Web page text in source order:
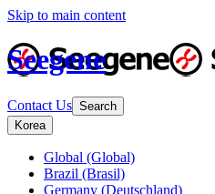
Skip to main content
Seegene
Contact Us Search
Korea
Global (Global)
Brazil (Brasil)
Germany (Deutschland)